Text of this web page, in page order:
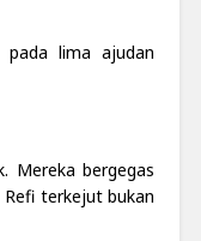
pada lima ajudan
Mereka bergegas
terkejut bukan